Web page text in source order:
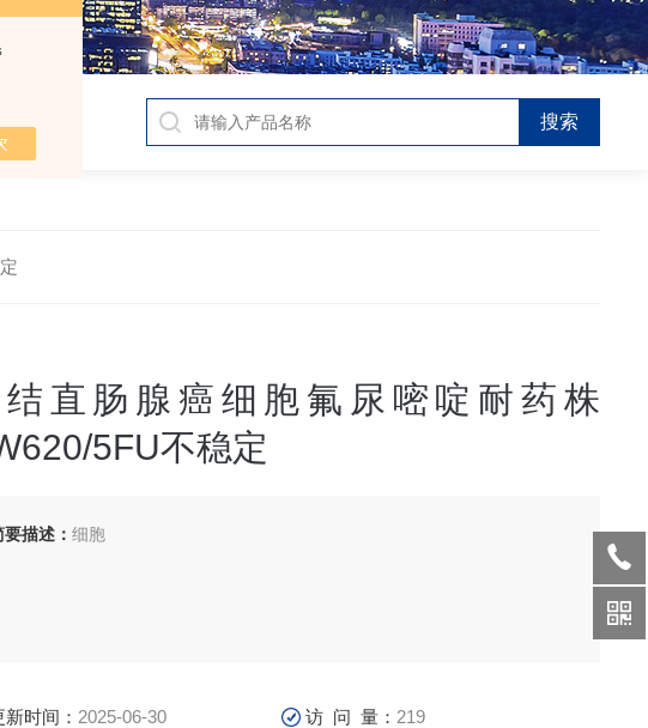
结直肠腺癌细胞氟尿嘧啶耐药株
5FU不稳定
要描述：细胞
新时间： 2025-06-30 访 问 量： 219